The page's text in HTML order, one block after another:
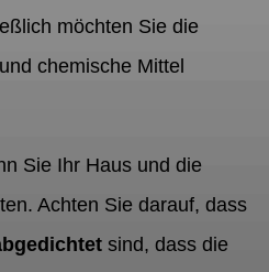
möchten Sie die
chemische Mittel
Sie Ihr Haus und die
Achten Sie darauf, dass
sind, dass die